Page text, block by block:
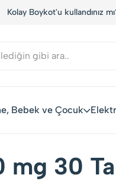
Kolay Boykot'u kullandınız
Bebek ve Çocuk
mg 30